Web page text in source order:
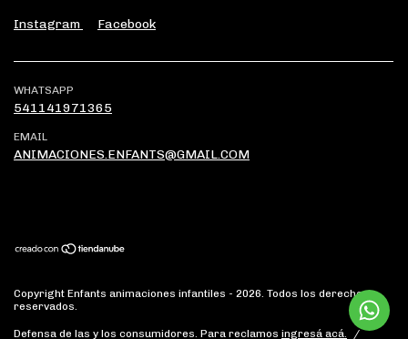
Instagram Facebook
WHATSAPP
541141971365
EMAIL
ANIMACIONES.ENFANTS@GMAIL.COM
Copyright Enfants animaciones infantiles - 2026. Todos los derechos
reservados.
Defensa de las y los consumidores. Para reclamos ingresá acá. /